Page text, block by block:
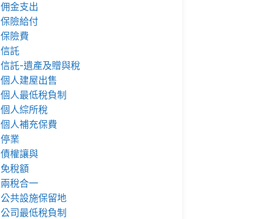
佣金支出
保險給付
保險費
信託
信託-遺產及贈與稅
個人建屋出售
個人最低稅負制
個人綜所稅
個人補充保費
停業
債權讓與
免稅額
兩稅合一
公共設施保留地
公司最低稅負制